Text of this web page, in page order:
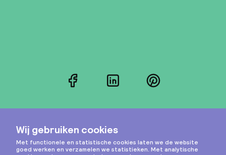
FacebookLinkedInPinterest
Instagram